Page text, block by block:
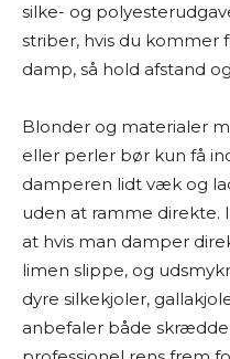
silke- og
striber, hvis du
damp, så hold afstand
Blonder og materialer
eller perler bør kun få
damperen lidt væk og
uden at ramme direkte.
at hvis man damper
limen slippe, og
dyre silkekjoler,
anbefaler både